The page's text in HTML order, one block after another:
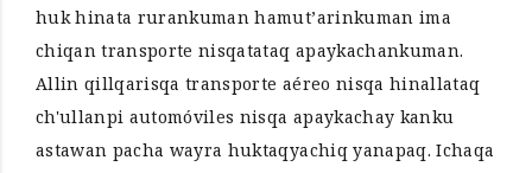
huk hinata rurankuman hamut’arinkuman ima
chiqan transporte nisqatataq apaykachankuman.
Allin qillqarisqa transporte aéreo nisqa hinallataq
ch'ullanpi automóviles nisqa apaykachay kanku
astawan pacha wayra huktaqyachiq yanapaq. Ichaqa